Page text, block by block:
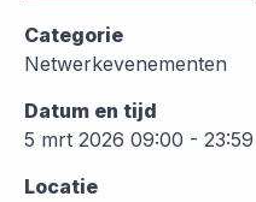
Categorie
Netwerkevenementen
Datum en tijd
5 mrt 2026 09:00 - 23:59
Locatie